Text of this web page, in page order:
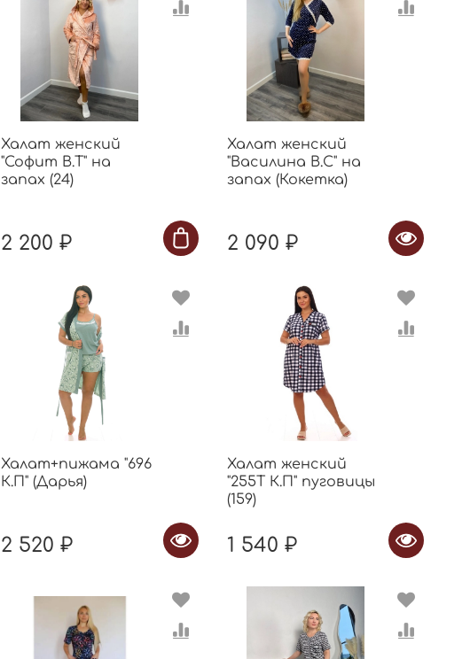
Халат женский
"Софит В.Т" на
запах (24)
2 200 ₽
Халат женский
"Василина В.С" на
запах (Кокетка)
2 090 ₽
Халат+пижама "696
К.П" (Дарья)
2 520 ₽
Халат женский
"255Т К.П" пуговицы
(159)
1 540 ₽